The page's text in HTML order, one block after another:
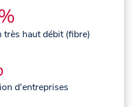
très haut débit (fibre)
d'entreprises